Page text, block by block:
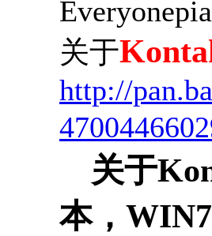
关于
http://
关于
本，